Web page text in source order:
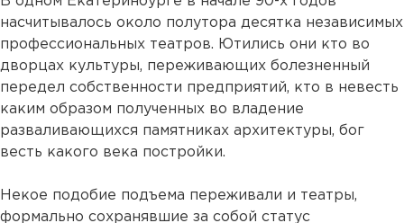
насчитывалось около полутора десятка независимых
профессиональных театров. Ютились они кто во
дворцах культуры, переживающих болезненный
передел собственности предприятий, кто в невесть
каким образом полученных во владение
разваливающихся памятниках архитектуры, бог
весть какого века постройки.
Некое подобие подъема переживали и театры,
формально сохранявшие за собой статус